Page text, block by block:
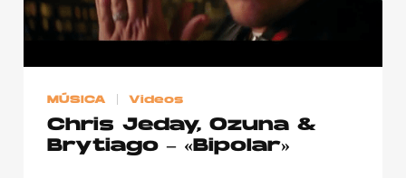
MÚSICA Videos
Chris Jeday, Ozuna &
Brytiago – «Bipolar»